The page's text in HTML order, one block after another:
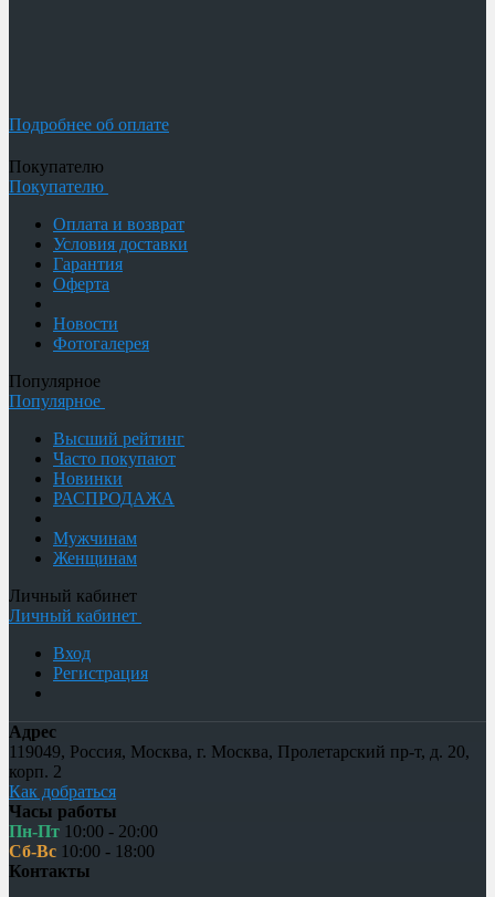
Подробнее об оплате
Покупателю
Покупателю
Оплата и возврат
Условия доставки
Гарантия
Оферта
Новости
Фотогалерея
Популярное
Популярное
Высший рейтинг
Часто покупают
Новинки
РАСПРОДАЖА
Мужчинам
Женщинам
Личный кабинет
Личный кабинет
Вход
Регистрация
Адрес
119049, Россия, Москва, г. Москва, Пролетарский пр-т, д. 20,
корп. 2
Как добраться
Часы работы
Пн-Пт 10:00 - 20:00
Сб-Вс 10:00 - 18:00
Контакты